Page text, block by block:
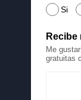
Si
Me
gratuitas